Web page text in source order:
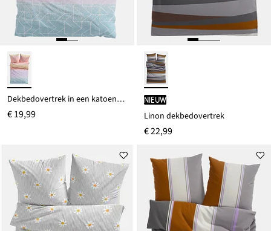
Dekbedovertrek in een katoenmix
€ 19,99
Nieuw
Linon dekbedovertrek
€ 22,99